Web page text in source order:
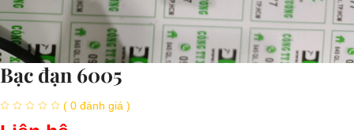
Bạc đạn 6005
( 0 đánh giá )